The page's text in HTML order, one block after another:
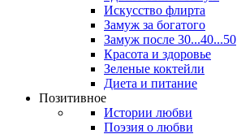
Искусство флирта
Замуж за богатого
Замуж после 30...40...50
Красота и здоровье
Зеленые коктейли
Диета и питание
Позитивное
Истории любви
Поэзия о любви